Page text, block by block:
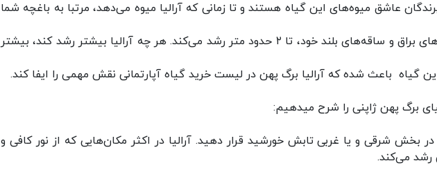
عاشق میوه‌های این گیاه هستند و تا زمانی که آرالیا میوه می‌دهد، مرتبا به باغچه شما
آرالیای برگ پهن ژاپنی، با برگ‌های براق و ساقه‌های بلند خود، تا ۲ حدود متر رشد می‌کند. هر چه آرالیا بیشتر رشد کند، بیشتر
گیاه باعث شده که آرالیا برگ پهن در لیست‌ خرید گیاه آپارتمانی نقش مهمی را ایفا کند.
برگ پهن ژاپنی را شرح میدهیم:
بخش شرقی و یا غربی تابش خورشید قرار دهید. آرالیا در اکثر مکان‌هایی که از نور کافی و
رشد می‌کند.